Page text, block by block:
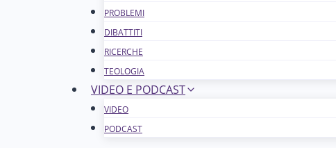
PROBLEMI
DIBATTITI
RICERCHE
TEOLOGIA
VIDEO E PODCAST
VIDEO
PODCAST